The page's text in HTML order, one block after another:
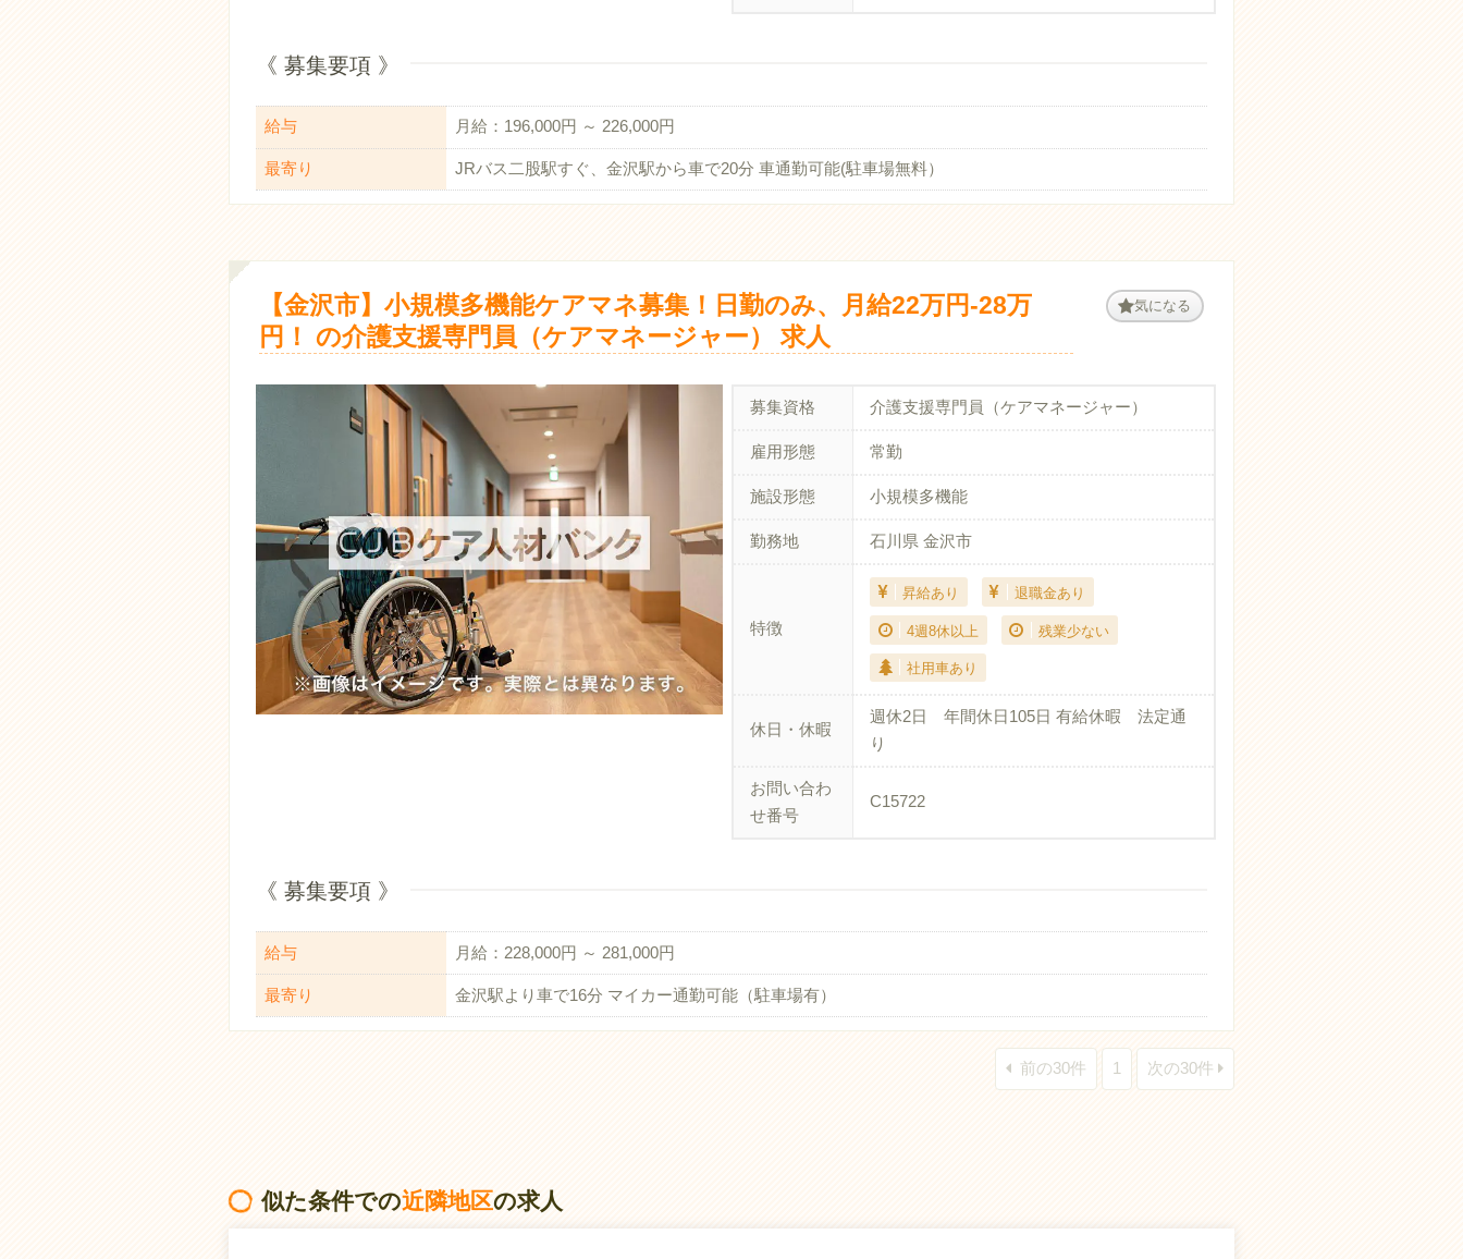
《 募集要項 》
給与 月給：196,000円 ～ 226,000円
最寄り JRバス二股駅すぐ、金沢駅から車で20分 車通勤可能(駐車場無料）
【金沢市】小規模多機能ケアマネ募集！日勤のみ、月給22万円-28万
円！ の介護支援専門員（ケアマネージャー） 求人
気になる
募集資格 介護支援専門員（ケアマネージャー）
雇用形態 常勤
施設形態 小規模多機能
勤務地 石川県 金沢市
特徴
昇給あり 退職金あり
4週8休以上 残業少ない
社用車あり
休日・休暇
週休2日 年間休日105日 有給休暇 法定通
り
お問い合わ
せ番号
C15722
《 募集要項 》
給与 月給：228,000円 ～ 281,000円
最寄り 金沢駅より車で16分 マイカー通勤可能（駐車場有）
前の30件 1 次の30件
似た条件での近隣地区の求人